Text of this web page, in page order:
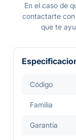
En el caso de
contactarte con
que te
Código
Familia
Garantía